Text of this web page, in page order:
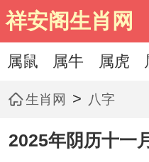
祥安阁生肖网
属鼠 属牛 属虎
生肖网 > 八字
2025年阴历十一